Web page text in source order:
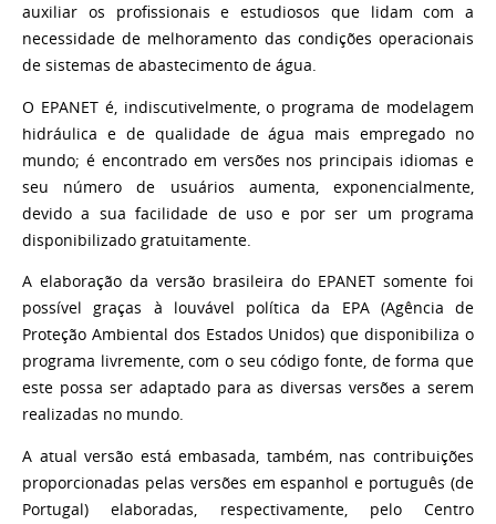
auxiliar os profissionais e estudiosos que lidam com a
necessidade de melhoramento das condições operacionais
de sistemas de abastecimento de água.
O EPANET é, indiscutivelmente, o programa de modelagem
hidráulica e de qualidade de água mais empregado no
mundo; é encontrado em versões nos principais idiomas e
seu número de usuários aumenta, exponencialmente,
devido a sua facilidade de uso e por ser um programa
disponibilizado gratuitamente.
A elaboração da versão brasileira do EPANET somente foi
possível graças à louvável política da EPA (Agência de
Proteção Ambiental dos Estados Unidos) que disponibiliza o
programa livremente, com o seu código fonte, de forma que
este possa ser adaptado para as diversas versões a serem
realizadas no mundo.
A atual versão está embasada, também, nas contribuições
proporcionadas pelas versões em espanhol e português (de
Portugal) elaboradas, respectivamente, pelo Centro